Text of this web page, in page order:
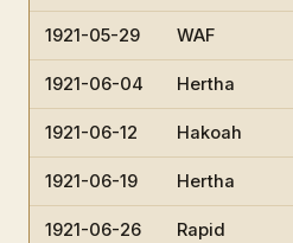
1921-05-29 WAF
1921-06-04 Hertha
1921-06-12 Hakoah
1921-06-19 Hertha
1921-06-26 Rapid